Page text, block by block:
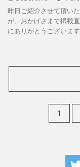
昨日ご紹介させて頂い
が、おかげさまで掲載
にありがとうございま
1